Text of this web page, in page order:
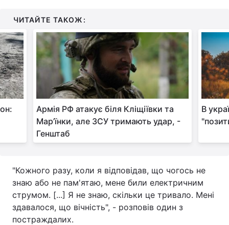
ЧИТАЙТЕ ТАКОЖ:
Армія РФ атакує біля Кліщіївки та
Мар’їнки, але ЗСУ тримають удар, -
Генштаб
В
"Кожного разу, коли я відповідав, що чогось не
знаю або не пам'ятаю, мене били електричним
струмом. [...] Я не знаю, скільки це тривало. Мені
здавалося, що вічність", - розповів один з
постраждалих.